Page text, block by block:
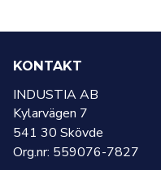
KONTAKT
INDUSTIA AB
Kylarvägen 7
541 30 Skövde
Org.nr: 559076-7827